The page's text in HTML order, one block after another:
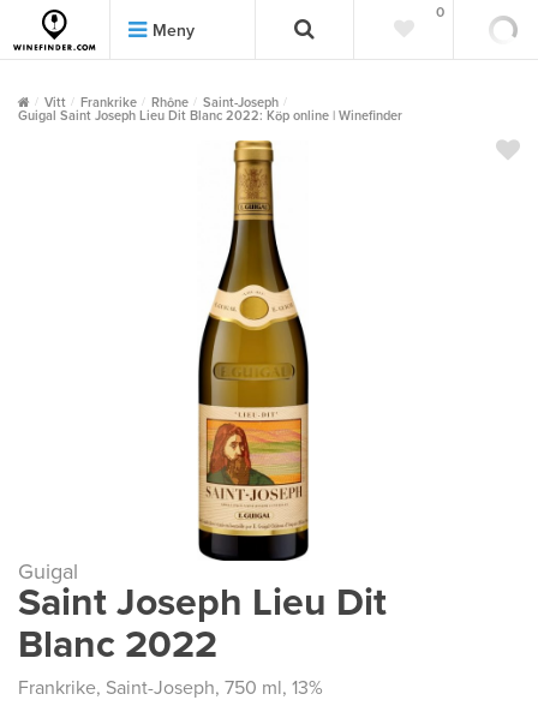
Meny
0
Vitt Frankrike Rhône
Saint-Joseph
Guigal Saint Joseph Lieu Dit Blanc 2022: Köp online | Winefinder
Guigal
Saint Joseph Lieu Dit
Blanc 2022
Frankrike, Saint-Joseph, 750 ml, 13%
""